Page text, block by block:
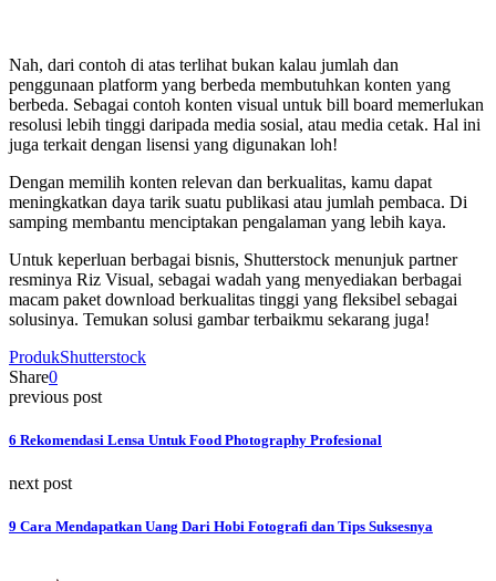
Nah, dari contoh di atas terlihat bukan kalau jumlah dan
penggunaan platform yang berbeda membutuhkan konten yang
berbeda. Sebagai contoh konten visual untuk bill board memerlukan
resolusi lebih tinggi daripada media sosial, atau media cetak. Hal ini
juga terkait dengan lisensi yang digunakan loh!
Dengan memilih konten relevan dan berkualitas, kamu dapat
meningkatkan daya tarik suatu publikasi atau jumlah pembaca. Di
samping membantu menciptakan pengalaman yang lebih kaya.
Untuk keperluan berbagai bisnis, Shutterstock menunjuk partner
resminya Riz Visual, sebagai wadah yang menyediakan berbagai
macam paket download berkualitas tinggi yang fleksibel sebagai
solusinya. Temukan solusi gambar terbaikmu sekarang juga!
ProdukShutterstock
Share0
previous post
6 Rekomendasi Lensa Untuk Food Photography Profesional
next post
9 Cara Mendapatkan Uang Dari Hobi Fotografi dan Tips Suksesnya